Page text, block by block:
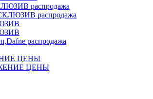
распродажа
распродажа
распродажа
ЦЕНЫ
ЦЕНЫ